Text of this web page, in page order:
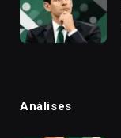
Análises